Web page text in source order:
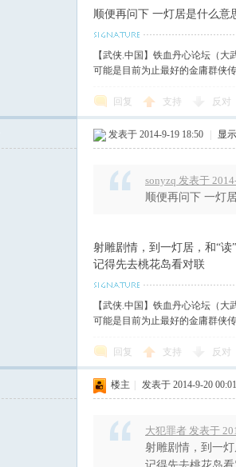
顺便再问下 一灯居是什么意
【武侠.中国】铁血丹心论坛（
可能是目前为止最好的金庸群侠
回复 支持 反对
发表于 2014-9-19 18:50 显
sonyzq 发表于
顺便再问下 一灯
射雕剧情，到一灯居，和“读
记得先去桃花岛看对联
【武侠.中国】铁血丹心论坛（
可能是目前为止最好的金庸群侠
回复 支持 反对
楼主 发表于 2014-9-20 00:01
大犯罪者 发表于
射雕剧情，到一